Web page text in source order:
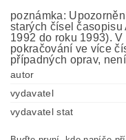
poznámka:
starých čísel časopisu
1992 do roku 1993).
pokračování ve více
případných oprav,
autor
vydavatel
vydavatel stat